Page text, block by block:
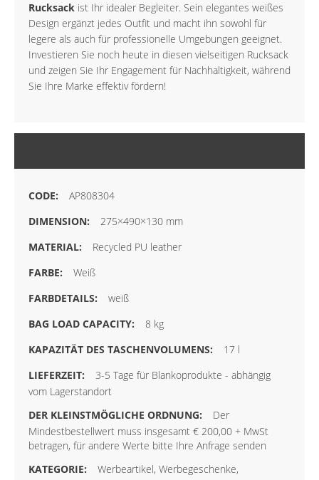
Rucksack ist Ihr idealer Begleiter. Sein elegantes weißes
Design ergänzt jedes Outfit und macht ihn sowohl für
legere als auch für professionelle Umgebungen geeignet.
Investieren Sie noch heute in diesen vielseitigen Rucksack
und zeigen Sie Ihr Engagement für Nachhaltigkeit, während
Sie Ihre Marke effektiv fördern!
AP808304
275×490×130 mm
Recycled PU leather
Weiß
weiß
8 kg
17 l
3-5 Tage für Blankoprodukte - abhängig
vom Lagerstandort
Der
Mindestbestellwert muss insgesamt € 200,00 + MwSt
betragen, für andere Werte bitte Ihre Anfrage senden
Werbeartikel, Werbegeschenke,